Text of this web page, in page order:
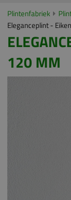
Plintenfabriek
Eleganceplint -
120 MM